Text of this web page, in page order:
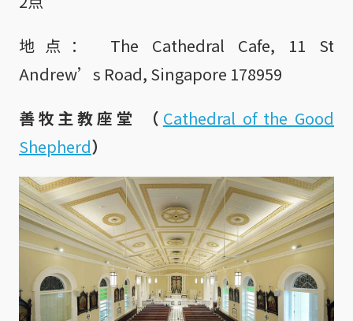
地点： The Cathedral Cafe, 11 St
Andrew’s Road, Singapore 178959
善牧主教座堂 （ Cathedral of the Good
Shepherd）